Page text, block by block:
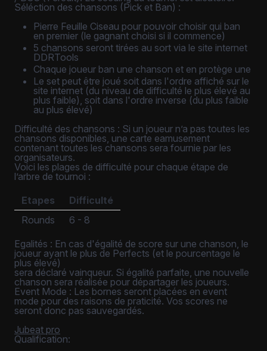
Séléction des chansons (Pick et Ban) :
Pierre Feuille Ciseau pour pouvoir choisir qui ban
en premier (le gagnant choisi si il commence)
5 chansons seront tirées au sort via le site internet
DDRTools
Chaque joueur ban une chanson et en protège une
Le set peut être joué soit dans l'ordre affiché sur le
site internet (du niveau de difficulté le plus élevé au
plus faible), soit dans l'ordre inverse (du plus faible
au plus élevé)
Difficulté des chansons : Si un joueur n’a pas toutes les
chansons disponibles, une carte eamusement
contenant toutes les chansons sera fournie par les
organisateurs.
Voici les plages de difficulté pour chaque étape de
l’arbre de tournoi :
Etapes
Difficulté
Rounds
6 - 8
Egalités : En cas d'égalité de score sur une chanson, le
joueur ayant le plus de Perfects (et le pourcentage le
plus élevé)
sera déclaré vainqueur. Si égalité parfaite, une nouvelle
chanson sera réalisée pour départager les joueurs.
Event Mode : Les bornes seront placées en event
mode pour des raisons de praticité. Vos scores ne
seront donc pas sauvegardés.
Jubeat pro
Qualification: